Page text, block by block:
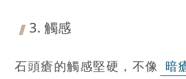
3. 觸感
石頭瘡的觸感堅硬，不像 暗